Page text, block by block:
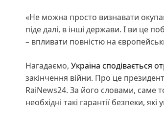
«Не можна просто визнавати
піде далі, в інші держави. І ви це
– впливати повністю на
Нагадаємо, Україна сподівається
закінчення війни. Про це
RaiNews24. За його словами, саме
необхідні такі гарантії безпеки,